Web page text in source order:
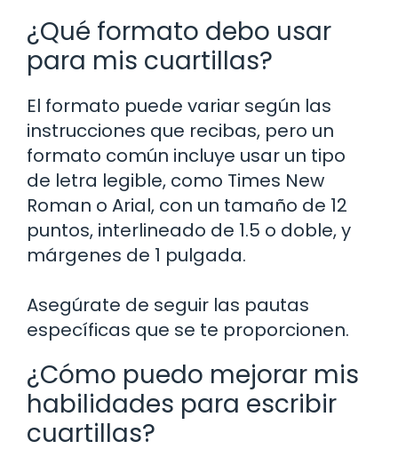
¿Qué formato debo usar
para mis cuartillas?
El formato puede variar según las
instrucciones que recibas, pero un
formato común incluye usar un tipo
de letra legible, como Times New
Roman o Arial, con un tamaño de 12
puntos, interlineado de 1.5 o doble, y
márgenes de 1 pulgada.
Asegúrate de seguir las pautas
específicas que se te proporcionen.
¿Cómo puedo mejorar mis
habilidades para escribir
cuartillas?